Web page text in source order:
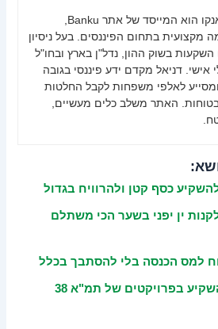
דניאל באנקו הוא המייסד של אתר Banku,
מקצועית בתחום הפיננסים. בעל ניסיון
בשוק ההון, נדל"ן בארץ ובחו"ל
אישי. דניאל מקדם ידע פיננסי בגובה
ומסייע לאלפי משפחות לקבל החלטות
האתר משלב כלים מעשיים,
כסף קטן ולהרוויח בגדול
ין יפני בשער הכי משתלם
למס הכנסה בלי להסתבך בכלל
האם כדאי להשקיע בפרויקטים של תמ"א 38